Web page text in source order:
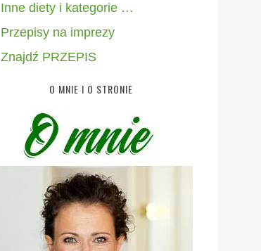
Inne diety i kategorie …
Przepisy na imprezy
Znajdź PRZEPIS
O MNIE I O STRONIE